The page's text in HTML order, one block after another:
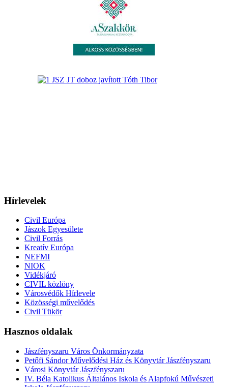
Hírlevelek
Civil Európa
Jászok Egyesülete
Civil Forrás
Kreatív Európa
NEFMI
NIOK
Vidékjáró
CIVIL közlöny
Városvédők Hírlevele
Közösségi művelődés
Civil Tükör
Hasznos oldalak
Jászfényszaru Város Önkormányzata
Petőfi Sándor Művelődési Ház és Könyvtár Jászfényszaru
Városi Könyvtár Jászfényszaru
IV. Béla Katolikus Általános Iskola és Alapfokú Művészeti